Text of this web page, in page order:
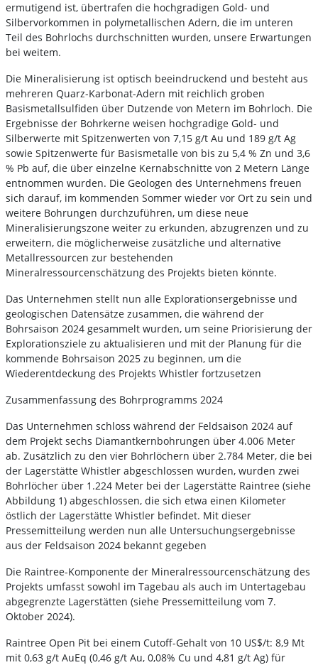
ermutigend ist, übertrafen die hochgradigen Gold- und
Silbervorkommen in polymetallischen Adern, die im unteren
Teil des Bohrlochs durchschnitten wurden, unsere Erwartungen
bei weitem.
Die Mineralisierung ist optisch beeindruckend und besteht aus
mehreren Quarz-Karbonat-Adern mit reichlich groben
Basismetallsulfiden über Dutzende von Metern im Bohrloch. Die
Ergebnisse der Bohrkerne weisen hochgradige Gold- und
Silberwerte mit Spitzenwerten von 7,15 g/t Au und 189 g/t Ag
sowie Spitzenwerte für Basismetalle von bis zu 5,4 % Zn und 3,6
% Pb auf, die über einzelne Kernabschnitte von 2 Metern Länge
entnommen wurden. Die Geologen des Unternehmens freuen
sich darauf, im kommenden Sommer wieder vor Ort zu sein und
weitere Bohrungen durchzuführen, um diese neue
Mineralisierungszone weiter zu erkunden, abzugrenzen und zu
erweitern, die möglicherweise zusätzliche und alternative
Metallressourcen zur bestehenden
Mineralressourcenschätzung des Projekts bieten könnte.
Das Unternehmen stellt nun alle Explorationsergebnisse und
geologischen Datensätze zusammen, die während der
Bohrsaison 2024 gesammelt wurden, um seine Priorisierung der
Explorationsziele zu aktualisieren und mit der Planung für die
kommende Bohrsaison 2025 zu beginnen, um die
Wiederentdeckung des Projekts Whistler fortzusetzen
Zusammenfassung des Bohrprogramms 2024
Das Unternehmen schloss während der Feldsaison 2024 auf
dem Projekt sechs Diamantkernbohrungen über 4.006 Meter
ab. Zusätzlich zu den vier Bohrlöchern über 2.784 Meter, die bei
der Lagerstätte Whistler abgeschlossen wurden, wurden zwei
Bohrlöcher über 1.224 Meter bei der Lagerstätte Raintree (siehe
Abbildung 1) abgeschlossen, die sich etwa einen Kilometer
östlich der Lagerstätte Whistler befindet. Mit dieser
Pressemitteilung werden nun alle Untersuchungsergebnisse
aus der Feldsaison 2024 bekannt gegeben
Die Raintree-Komponente der Mineralressourcenschätzung des
Projekts umfasst sowohl im Tagebau als auch im Untertagebau
abgegrenzte Lagerstätten (siehe Pressemitteilung vom 7.
Oktober 2024).
Raintree Open Pit bei einem Cutoff-Gehalt von 10 US$/t: 8,9 Mt
mit 0,63 g/t AuEq (0,46 g/t Au, 0,08% Cu und 4,81 g/t Ag) für